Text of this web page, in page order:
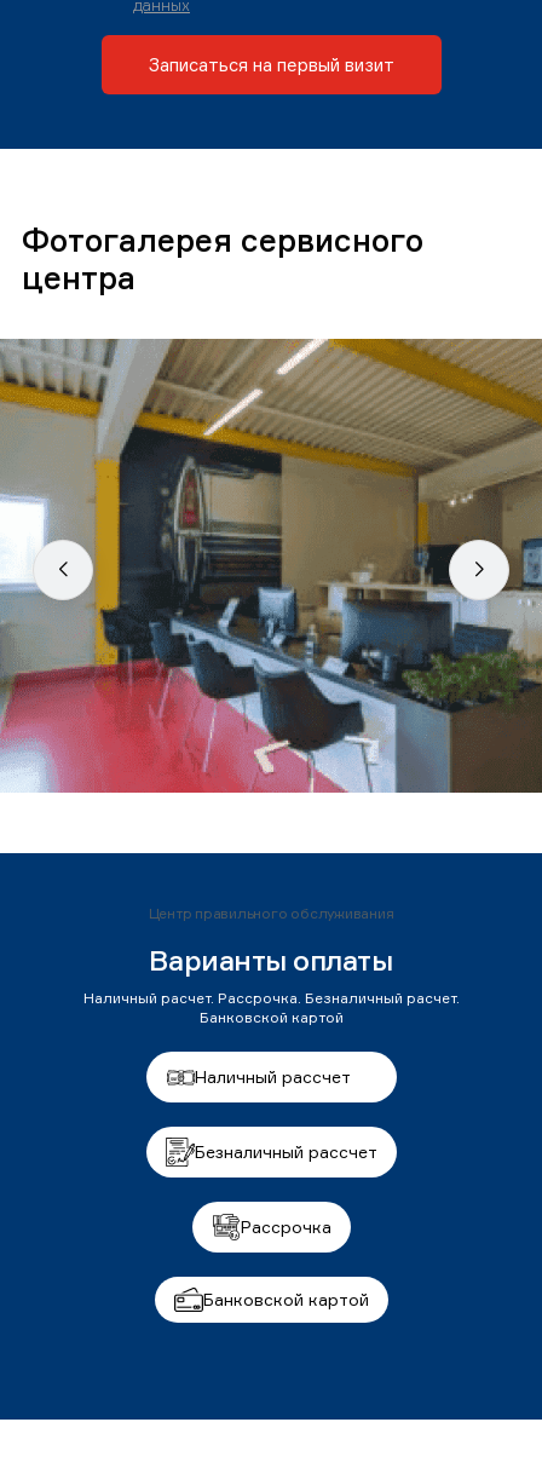
данных
Записаться на первый визит
Фотогалерея сервисного
центра
Центр правильного обслуживания
Варианты оплаты
Наличный расчет. Рассрочка. Безналичный расчет.
Банковской картой
Наличный рассчет
Безналичный рассчет
Рассрочка
Банковской картой